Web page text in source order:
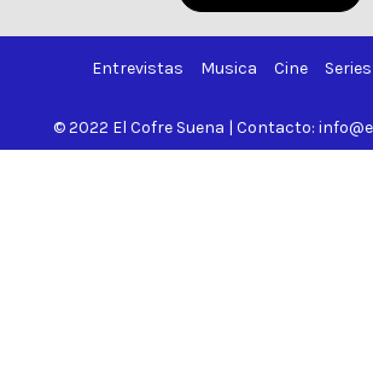
Entrevistas Musica Cine Series
© 2022 El Cofre Suena | Contacto: